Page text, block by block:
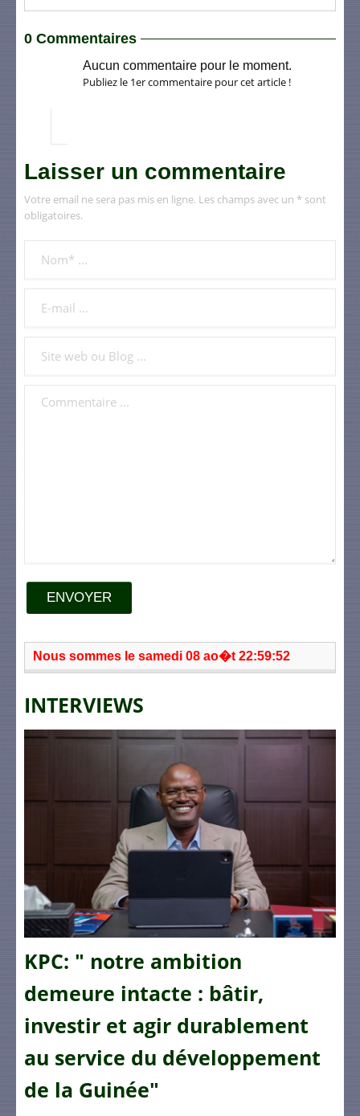
0 Commentaires
Aucun commentaire pour le moment.
Publiez le 1er commentaire pour cet article !
Laisser un commentaire
Votre email ne sera pas mis en ligne. Les champs avec un * sont
obligatoires.
ENVOYER
Nous sommes le samedi 08 ao�t 22:59:52
INTERVIEWS
KPC: " notre ambition
demeure intacte : bâtir,
investir et agir durablement
au service du développement
de la Guinée"